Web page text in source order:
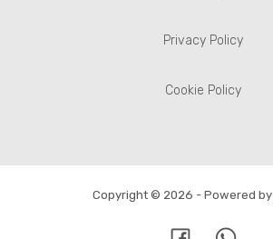
Privacy Policy
Cookie Policy
Copyright © 2026 - Powered by